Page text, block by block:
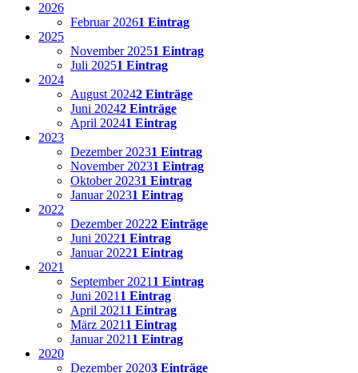
2026
Februar 20261 Eintrag
2025
November 20251 Eintrag
Juli 20251 Eintrag
2024
August 20242 Einträge
Juni 20242 Einträge
April 20241 Eintrag
2023
Dezember 20231 Eintrag
November 20231 Eintrag
Oktober 20231 Eintrag
Januar 20231 Eintrag
2022
Dezember 20222 Einträge
Juni 20221 Eintrag
Januar 20221 Eintrag
2021
September 2021 1 Eintrag
Juni 2021 1 Eintrag
April 2021 1 Eintrag
März 2021 1 Eintrag
Januar 2021 1 Eintrag
2020
Dezember 20203 Einträge